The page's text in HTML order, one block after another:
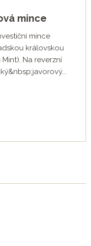
mince
mince
královskou
Na reverzní